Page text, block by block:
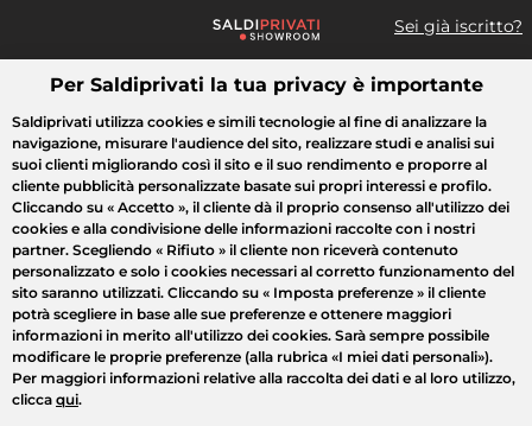
Sei già iscritto?
Cosa cerchi?
Tutte le vendite Moda Casa Bellezza Elettrodomestici
Per Saldiprivati la tua privacy è importante
Saldiprivati utilizza cookies e simili tecnologie al fine di analizzare la
navigazione, misurare l'audience del sito, realizzare studi e analisi sui
suoi clienti migliorando così il sito e il suo rendimento e proporre al
cliente pubblicità personalizzate basate sui propri interessi e profilo.
Cliccando su « Accetto », il cliente dà il proprio consenso all'utilizzo dei
cookies e alla condivisione delle informazioni raccolte con i nostri
partner. Scegliendo « Rifiuto » il cliente non riceverà contenuto
personalizzato e solo i cookies necessari al corretto funzionamento del
sito saranno utilizzati. Cliccando su « Imposta preferenze » il cliente
potrà scegliere in base alle sue preferenze e ottenere maggiori
informazioni in merito all'utilizzo dei cookies. Sarà sempre possibile
modificare le proprie preferenze (alla rubrica «I miei dati personali»).
Per maggiori informazioni relative alla raccolta dei dati e al loro utilizzo,
clicca qui.